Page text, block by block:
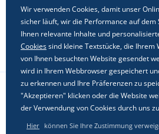
Folgen Sie uns in
Wir verwenden Cookies, damit unser
sicher läuft, wir die Performance auf dem
Ihnen relevante Inhalte und
Cookiessind kleine Textstücke, die Ihrem
von Ihnen besuchten Website gesendet
wird in Ihrem Webbrowser gespeichert
zu erkennen und Ihre Präferenzen zu
"Akzeptieren" klicken oder die Website
der Verwendung von Cookies durch uns
Hier können Sie Ihre Zustimmung